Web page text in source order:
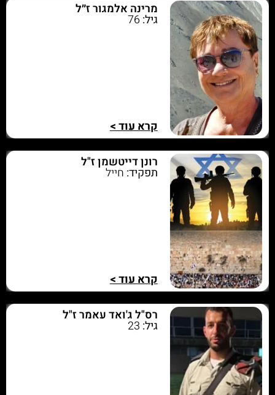
מרינה אלמגור ז״ל
גיל: 76
קרא עוד >
רונן דייטשמן ז"ל
תפקיד: חייל
קרא עוד >
רס"ל ג'ואד עאמר ז"ל
גיל: 23